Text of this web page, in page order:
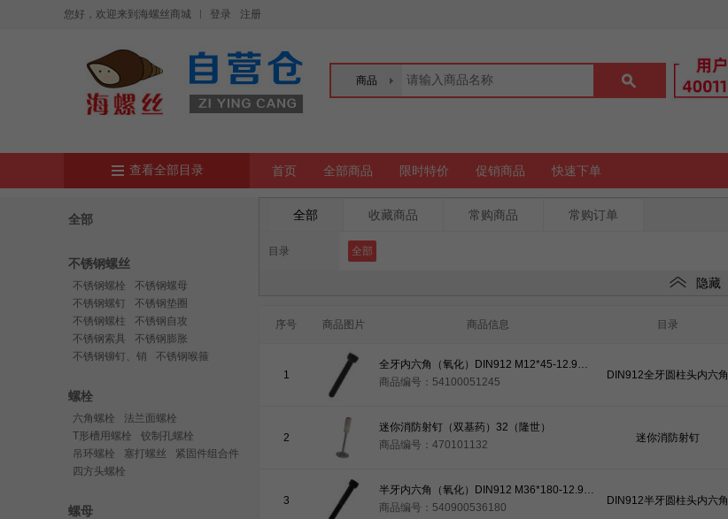
您好，欢迎来到海螺丝商城 登录 注册
商品
查看全部目录 首页 全部商品 限时特价 促销商品 快速下单
全部
不锈钢螺丝
不锈钢螺栓
不锈钢螺母
不锈钢螺钉
不锈钢垫圈
不锈钢螺柱
不锈钢自攻
不锈钢索具
不锈钢膨胀
不锈钢铆钉、销
不锈钢喉箍
螺栓
六角螺栓
法兰面螺栓
T形槽用螺栓
铰制孔螺栓
吊环螺栓
塞打螺丝
紧固件组合件
四方头螺栓
螺母
全部 收藏商品 常购商品 常购订单
目录 全部
隐藏
序号 商品图片 商品信息 目录
1
全牙内六角（氧化）DIN912 M12*45-12.9级（40cr）（元亨）
商品编号：54100051245
DIN912全牙圆柱头内六角
2
迷你消防射钉（双基药）32（隆世）
商品编号：470101132
迷你消防射钉
3
半牙内六角（氧化）DIN912 M36*180-12.9级（35crmo）（元亨）
商品编号：540900536180
DIN912半牙圆柱头内六角